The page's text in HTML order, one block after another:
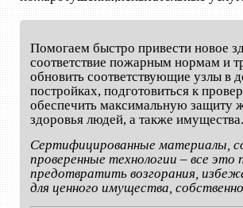
Помогаем быстро привести новое
соответствие пожарным нормам и
обновить соответствующие узлы в
постройках, подготовиться к
обеспечить максимальную защиту
здоровья людей, а также имущества.
Сертифицированные материалы,
проверенные технологии – все это
предотвратить возгорания,
для ценного имущества,